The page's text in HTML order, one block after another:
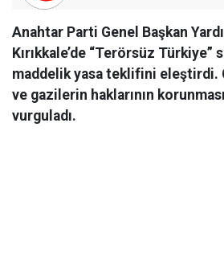
Anahtar Parti Genel Başkan
Kırıkkale’de “Terörsüz
maddelik yasa teklifini eleştirdi.
ve gazilerin haklarının
vurguladı.